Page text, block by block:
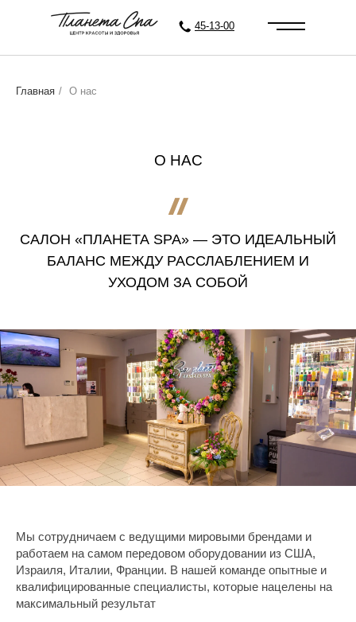
45-13-00
Главная / О нас
О НАС
CАЛОН «ПЛАНЕТА SPA» — ЭТО ИДЕАЛЬНЫЙ
БАЛАНС МЕЖДУ РАССЛАБЛЕНИЕМ И
УХОДОМ ЗА СОБОЙ
Мы сотрудничаем с ведущими мировыми брендами и
работаем на самом передовом оборудовании из США,
Израиля, Италии, Франции. В нашей команде опытные и
квалифицированные специалисты, которые нацелены на
максимальный результат